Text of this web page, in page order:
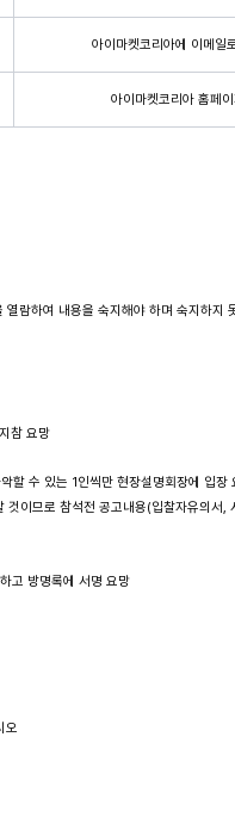
아이마켓코리아에 이메일
아이마켓코리아 홈페이
람하여 내용을 숙지해야 하며 숙지하지
참 요망
할 수 있는 1인씩만 현장설명회장에 입장
이므로 참석전 공고내용(입찰자유의서,
고 방명록에 서명 요망
오